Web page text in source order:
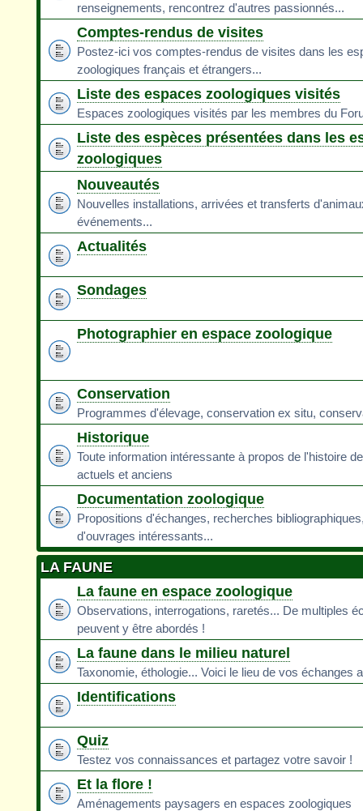
renseignements, rencontrez d'autres passionnés...
Comptes-rendus de visites
Postez-ici vos comptes-rendus de visites dans les
zoologiques français et étrangers...
Liste des espaces zoologiques visités
Espaces zoologiques visités par les membres du
Liste des espèces présentées dans les
zoologiques
Nouveautés
Nouvelles installations, arrivées et transferts
événements...
Actualités
Sondages
Photographier en espace zoologique
Conservation
Programmes d'élevage, conservation ex situ,
Historique
Toute information intéressante à propos de l'histoire
actuels et anciens
Documentation zoologique
Propositions d'échanges, recherches
d'ouvrages intéressants...
LA FAUNE
La faune en espace zoologique
Observations, interrogations, raretés... De multiples
peuvent y être abordés !
La faune dans le milieu naturel
Taxonomie, éthologie... Voici le lieu de vos échanges
Identifications
Quiz
Testez vos connaissances et partagez votre savoir !
Et la flore !
Aménagements paysagers en espaces zoologiques